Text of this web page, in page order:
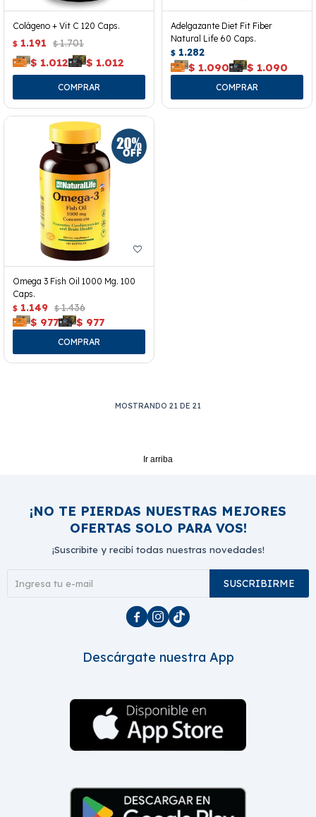
Colágeno + Vit C 120 Caps.
$ 1.191 $ 1.701
$ 1.012 $ 1.012
Adelgazante Diet Fit Fiber
Natural Life 60 Caps.
$ 1.282
$ 1.090 $ 1.090
Omega 3 Fish Oil 1000 Mg. 100
Caps.
$ 1.149 $ 1.436
$ 977 $ 977
MOSTRANDO 21 DE 21
Ir arriba
¡NO TE PIERDAS NUESTRAS MEJORES
OFERTAS SOLO PARA VOS!
¡Suscribite y recibí todas nuestras novedades!
SUSCRIBIRME
  
Descárgate nuestra App